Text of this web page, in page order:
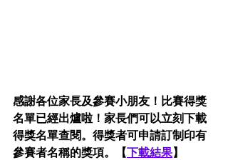
感謝各位家長及參賽小朋友！比賽得獎
名單已經出爐啦！家長們可以立刻下載
得獎名單查閱。得獎者可申請訂制印有
參賽者名稱的獎項。【下載結果】